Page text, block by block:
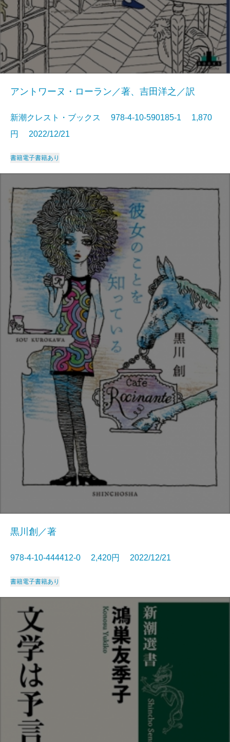
アントワーヌ・ローラン／著、吉田洋之／訳
新潮クレスト・ブックス 978-4-10-590185-1 1,870
円 2022/12/21
書籍電子書籍あり
黒川創／著
978-4-10-444412-0 2,420円 2022/12/21
書籍電子書籍あり